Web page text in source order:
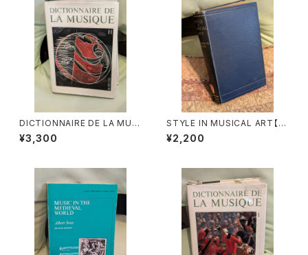
DICTIONNAIRE DE LA MUSI
QUE Ⅱ:les mens et leurs
œuvres『音楽辞典：人物とその
¥3,300
STYLE IN MUSICAL ART【著
者：C. HUBERT H.PARRY】出
版社：MACMILLAN AND CO,
¥2,200